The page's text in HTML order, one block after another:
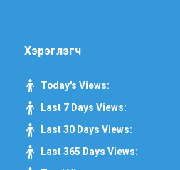
Хэрэглэгч
Today's Views:
Last 7 Days Views:
Last 30 Days Views:
Last 365 Days Views: